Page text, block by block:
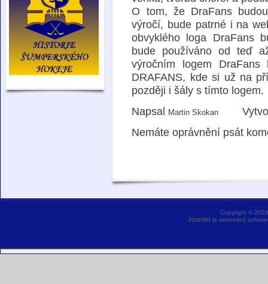
O tom, že DraFans
výročí, bude patrné i na
obvyklého loga DraFans
bude používáno od teď
výročním logem
DRAFANS, kde si už na
později i šály s tímto logem.
Napsal Martin Skokan
Nemáte oprávnění psát
Copyright ©
Joomla! je svobodný